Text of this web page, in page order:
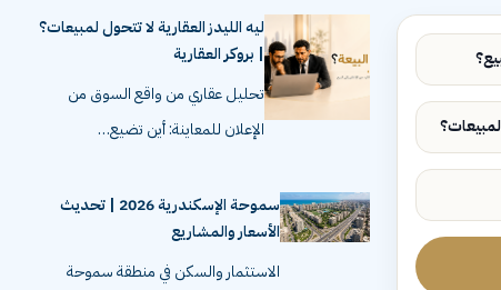
ليه الليدز العقارية لا تتحول لمبيعات؟
| بروكر العقارية
تحليل عقاري من واقع السوق من
الإعلان للمعاينة: أين تضيع…
سموحة الإسكندرية 2026 | تحديث
الأسعار والمشاريع
الاستثمار والسكن في منطقة سموحة